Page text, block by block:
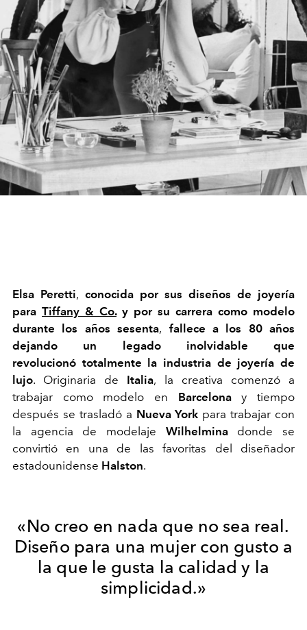
Elsa Peretti, conocida por sus diseños de joyería
para Tiffany & Co.y por su carrera como modelo
durante los años sesenta, fallece a los 80 años
dejando un legado inolvidable que
revolucionó totalmente la industria de joyería de
lujo. Originaria de Italia, la creativa comenzó a
trabajar como modelo en Barcelonay tiempo
después se trasladó a Nueva York para trabajar con
la agencia de modelaje Wilhelminadonde se
convirtió en una de las favoritas del diseñador
estadounidense Halston.
«No creo en nada que no sea real.
Diseño para una mujer con gusto a
la que le gusta la calidad y la
simplicidad.»